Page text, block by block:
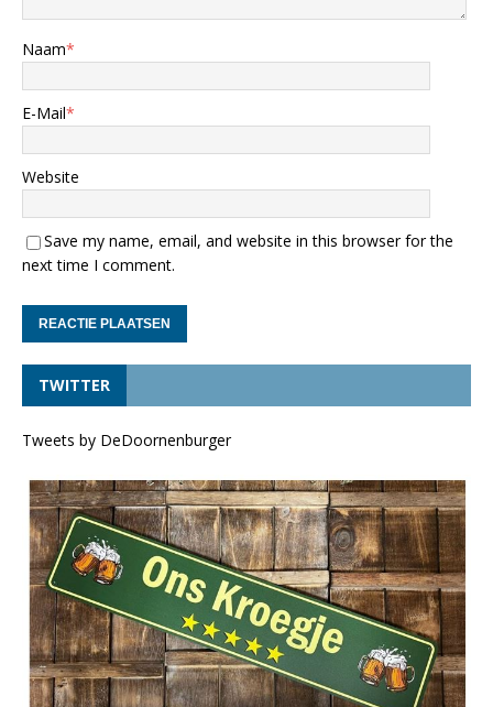
Naam*
E-Mail*
Website
Save my name, email, and website in this browser for the
next time I comment.
TWITTER
Tweets by DeDoornenburger